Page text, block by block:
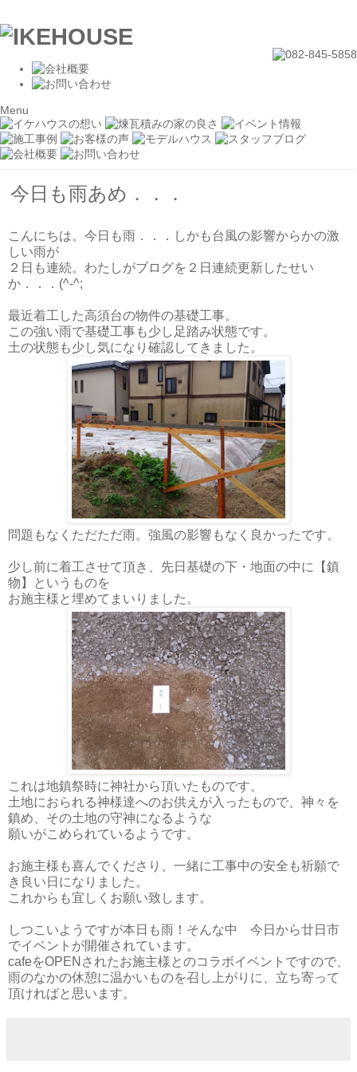
Menu
今日も雨あめ．．．
こんにちは。今日も雨．．．しかも台風の影響からかの激
しい雨が
２日も連続。わたしがブログを２日連続更新したせい
か．．．(^-^;
最近着工した高須台の物件の基礎工事。
この強い雨で基礎工事も少し足踏み状態です。
土の状態も少し気になり確認してきました。
問題もなくただただ雨。強風の影響もなく良かったです。
少し前に着工させて頂き、先日基礎の下・地面の中に【鎮
物】というものを
お施主様と埋めてまいりました。
これは地鎮祭時に神社から頂いたものです。
土地におられる神様達へのお供えが入ったもので、神々を
鎮め、その土地の守神になるような
願いがこめられているようです。
お施主様も喜んでくださり、一緒に工事中の安全も祈願で
き良い日になりました。
これからも宜しくお願い致します。
しつこいようですが本日も雨！そんな中 今日から廿日市
でイベントが開催されています。
cafeをOPENされたお施主様とのコラボイベントですので、
雨のなかの休憩に温かいものを召し上がりに、立ち寄って
頂ければと思います。